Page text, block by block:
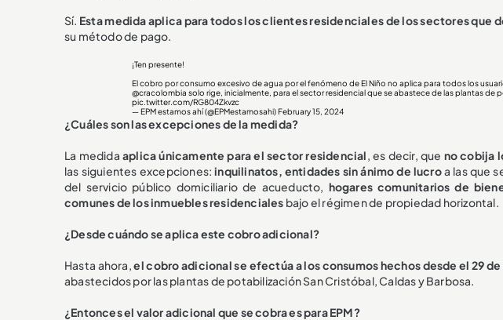
Sí. Esta medida aplica para todos los clientes residenciales de los sectores que
su método de pago.
¡Ten presente!
El cobro por consumo excesivo de agua por el fenómeno de El Niño no aplica para todos los
@cracolombia solo rige, inicialmente, para el sector residencial que se abastece de las plantas de
pic.twitter.com/RG804Zkvzc
— EPM estamos ahí (@EPMestamosahi)February 15, 2024
¿Cuáles son las excepciones de la medida?
La medida aplica únicamente para el sector residencial, es decir, que no cobija
las siguientes excepciones:inquilinatos, entidades sin ánimo de lucroa las que
del servicio público domiciliario de acueducto, hogares comunitarios de
comunes de los inmuebles residenciales bajo el régimen de propiedad horizontal.
¿Desde cuándo se aplica este cobro adicional?
Hasta ahora,el cobro adicional se efectúa a los consumos hechos desde el 29
abastecidos por las plantas de potabilización San Cristóbal, Caldas y Barbosa.
¿Entonces el valor adicional que se cobra es para EPM?